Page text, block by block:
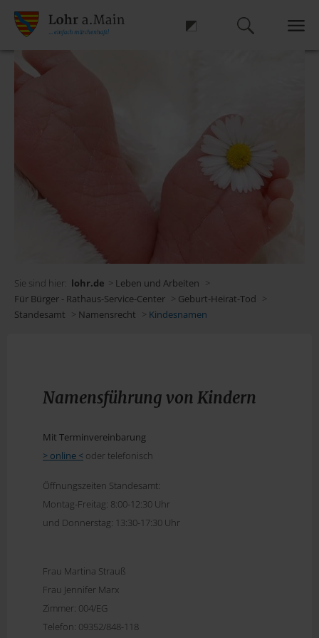
Sie sind hier: lohr.de > Leben und Arbeiten >
Für Bürger - Rathaus-Service-Center > Geburt-Heirat-Tod >
Standesamt > Namensrecht > Kindesnamen
Namensführung von Kindern
Mit Terminvereinbarung
> online < oder telefonisch
Öffnungszeiten Standesamt:
Montag-Freitag: 8:00-12:30 Uhr
und Donnerstag: 13:30-17:30 Uhr
Frau Martina Strauß
Frau Jennifer Marx
Zimmer: 004/EG
Telefon: 09352/848-118